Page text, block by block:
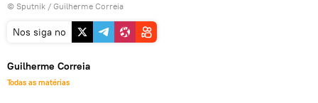
© Sputnik / Guilherme Correia
Nos siga no
Guilherme Correia
Todas as matérias